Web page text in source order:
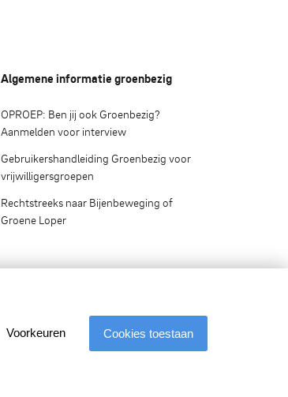
Algemene informatie groenbezig
OPROEP: Ben jij ook Groenbezig?
Aanmelden voor interview
Gebruikershandleiding Groenbezig voor
vrijwilligersgroepen
Rechtstreeks naar Bijenbeweging of
Groene Loper
Voorkeuren Cookies toestaan